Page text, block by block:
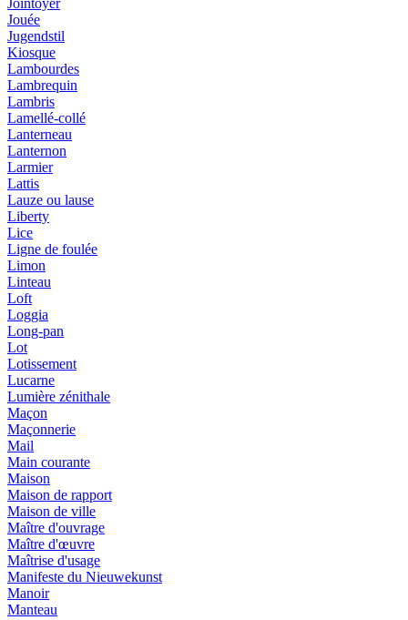
Jointoyer
Jouée
Jugendstil
Kiosque
Lambourdes
Lambrequin
Lambris
Lamellé-collé
Lanterneau
Lanternon
Larmier
Lattis
Lauze ou lause
Liberty
Lice
Ligne de foulée
Limon
Linteau
Loft
Loggia
Long-pan
Lot
Lotissement
Lucarne
Lumière zénithale
Maçon
Maçonnerie
Mail
Main courante
Maison
Maison de rapport
Maison de ville
Maître d'ouvrage
Maître d'œuvre
Maîtrise d'usage
Manifeste du Nieuwekunst
Manoir
Manteau